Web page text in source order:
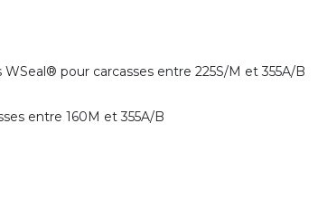
pour carcasses entre 225S/M et 355A/B
entre 160M et 355A/B